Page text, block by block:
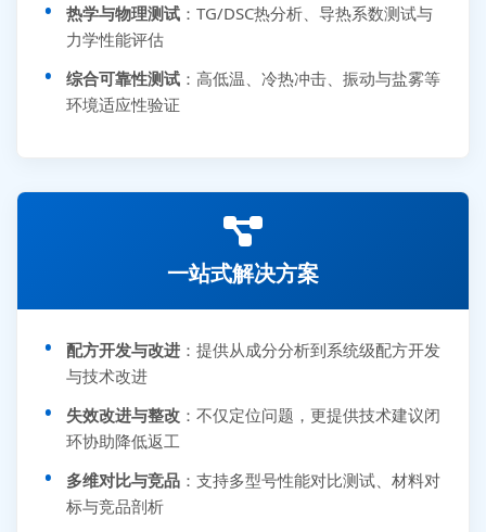
热学与物理测试 ：TG/DSC热分析、导热系数测试与
力学性能评估
综合可靠性测试 ：高低温、冷热冲击、振动与盐雾等
环境适应性验证
一站式解决方案
配方开发与改进 ：提供从成分分析到系统级配方开发
与技术改进
失效改进与整改 ：不仅定位问题，更提供技术建议闭
环协助降低返工
多维对比与竞品 ：支持多型号性能对比测试、材料对
标与竞品剖析